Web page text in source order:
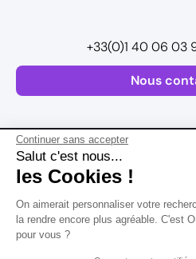
Continuer sans accepter
Salut c'est nous...
les Cookies !
On aimerait personnaliser votre
la rendre encore plus agréable. C'est
pour vous ?
Nous
+33(0)1 40 06 03
Plan de
Mentions
Conditions